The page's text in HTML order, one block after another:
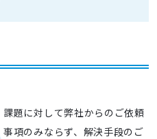
課題に対して弊社からのご依頼
事項のみならず、解決手段のご